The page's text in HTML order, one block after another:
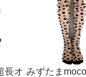
長オ みずたま